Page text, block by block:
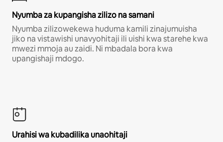
Nyumba za kupangisha zilizo na samani
Nyumba zilizowekewa huduma kamili zinajumuisha
jiko na vistawishi unavyohitaji ili uishi kwa starehe kwa
mwezi mmoja au zaidi. Ni mbadala bora kwa
upangishaji mdogo.
Urahisi wa kubadilika unaohitaji